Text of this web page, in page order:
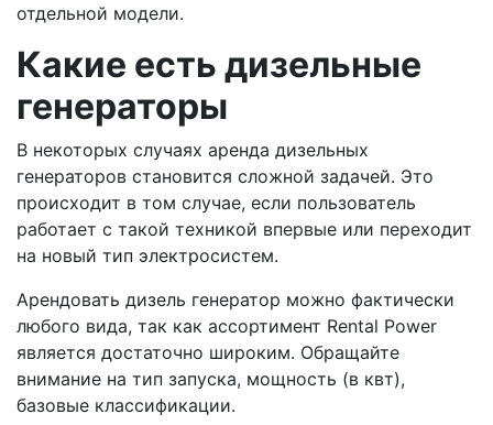
отдельной модели.
Какие есть дизельные
генераторы
В некоторых случаях аренда дизельных
генераторов становится сложной задачей. Это
происходит в том случае, если пользователь
работает с такой техникой впервые или переходит
на новый тип электросистем.
Арендовать дизель генератор можно фактически
любого вида, так как ассортимент Rental Power
является достаточно широким. Обращайте
внимание на тип запуска, мощность (в квт),
базовые классификации.